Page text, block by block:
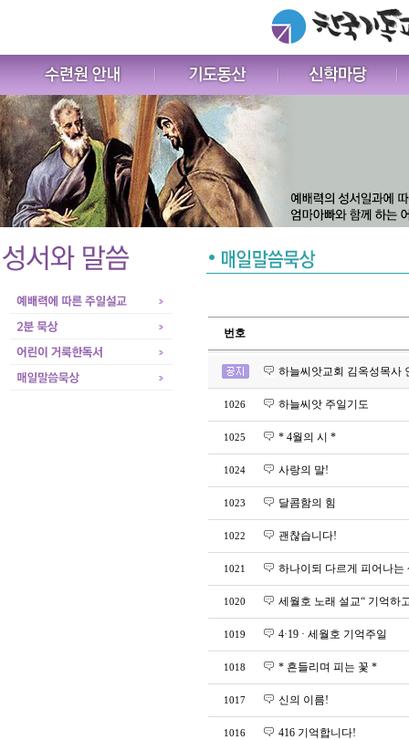
번호
하늘씨앗교회 김옥성목사
1026 하늘씨앗 주일기도
1025 * 4월의 시 *
1024 사랑의 말!
1023 달콤함의 힘
1022 괜찮습니다!
1021 하나이되 다르게 피어나는
1020 세월호 노래 설교“ 기억하
1019 4·19 · 세월호 기억주일
1018 * 흔들리며 피는 꽃 *
1017 신의 이름!
1016 416 기억합니다!